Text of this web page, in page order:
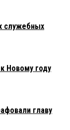
служебных
Новому году
главу